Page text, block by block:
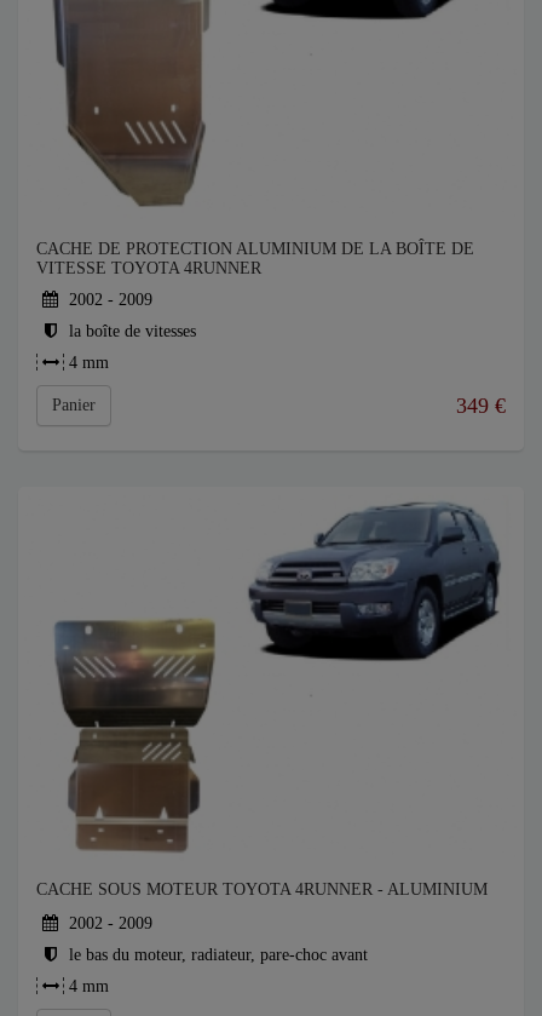
CACHE DE PROTECTION ALUMINIUM DE LA BOÎTE DE
VITESSE TOYOTA 4RUNNER
2002 - 2009
la boîte de vitesses
4 mm
Panier 349 €
CACHE SOUS MOTEUR TOYOTA 4RUNNER - ALUMINIUM
2002 - 2009
le bas du moteur, radiateur, pare-choc avant
4 mm